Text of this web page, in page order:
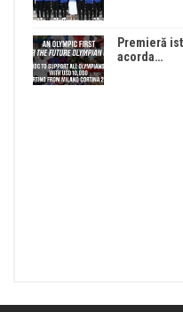
Premieră
acorda…